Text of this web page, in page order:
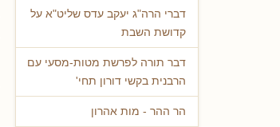
דברי הרה"ג יעקב עדס שליט"א על
קדושת השבת
דבר תורה לפרשת מטות-מסעי עם
הרבנית בקשי דורון תחי'
הר ההר - מות אהרון